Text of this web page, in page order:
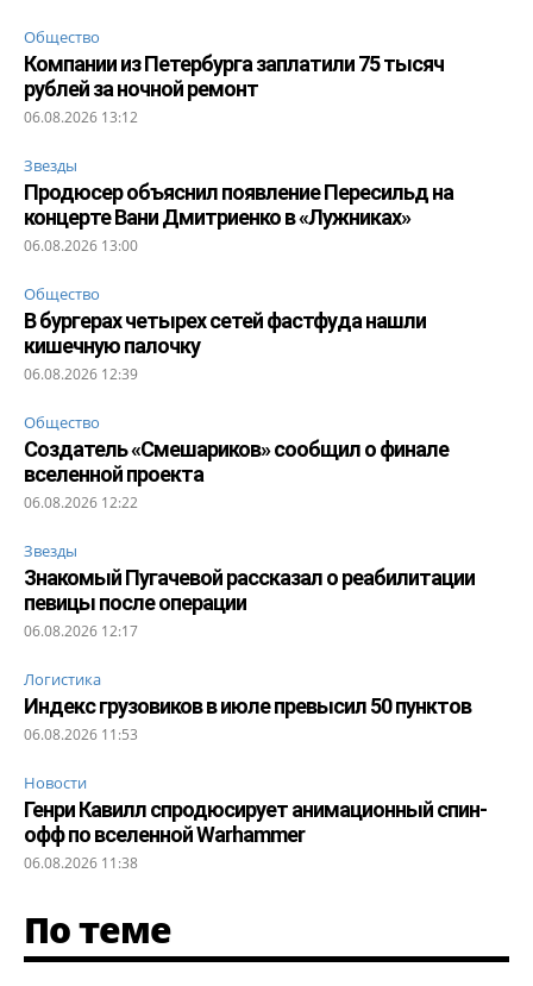
Общество
Компании из Петербурга заплатили 75 тысяч
рублей за ночной ремонт
06.08.2026 13:12
Звезды
Продюсер объяснил появление Пересильд на
концерте Вани Дмитриенко в «Лужниках»
06.08.2026 13:00
Общество
В бургерах четырех сетей фастфуда нашли
кишечную палочку
06.08.2026 12:39
Общество
Создатель «Смешариков» сообщил о финале
вселенной проекта
06.08.2026 12:22
Звезды
Знакомый Пугачевой рассказал о реабилитации
певицы после операции
06.08.2026 12:17
Логистика
Индекс грузовиков в июле превысил 50 пунктов
06.08.2026 11:53
Новости
Генри Кавилл спродюсирует анимационный спин-
офф по вселенной Warhammer
06.08.2026 11:38
По теме